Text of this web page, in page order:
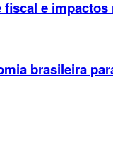
e
brasileira